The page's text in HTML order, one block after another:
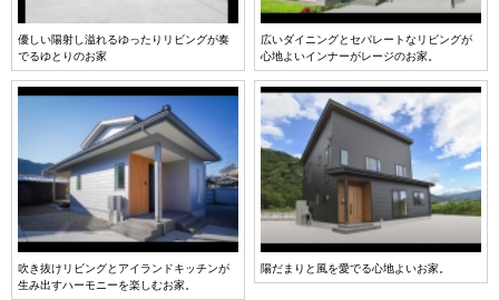
優しい陽射し溢れるゆったりリビングが奏
でるゆとりのお家
広いダイニングとセパレートなリビングが
心地よいインナーがレージのお家。
吹き抜けリビングとアイランドキッチンが
生み出すハーモニーを楽しむお家。
陽だまりと風を愛でる心地よいお家。